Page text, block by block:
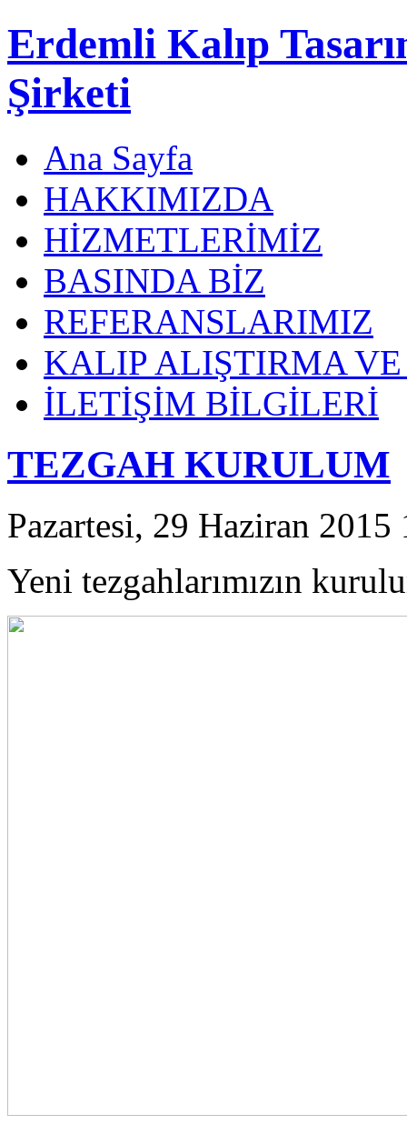
Erdemli Kalıp
Şirketi
Ana Sayfa
HAKKIMIZDA
HİZMETLERİMİZ
BASINDA BİZ
REFERANSLARIMIZ
KALIP ALIŞTIRMA
İLETİŞİM BİLGİLERİ
TEZGAH KURULUM
Pazartesi, 29 Haziran 2015
Yeni tezgahlarımızın